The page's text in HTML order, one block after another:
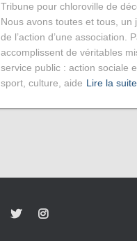
Tribune pour chloroville de
Nous avons toutes et tous, un
de l’action d’une association.
accomplissent de véritables
service public : action sociale
sport, culture, aide Lire la